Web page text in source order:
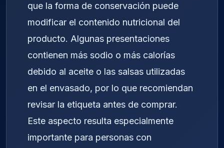
que la forma de conservación puede
modificar el contenido nutricional del
producto. Algunas presentaciones
contienen más sodio o más calorías
debido al aceite o las salsas utilizadas
en el envasado, por lo que recomiendan
revisar la etiqueta antes de comprar.
Este aspecto resulta especialmente
importante para personas con